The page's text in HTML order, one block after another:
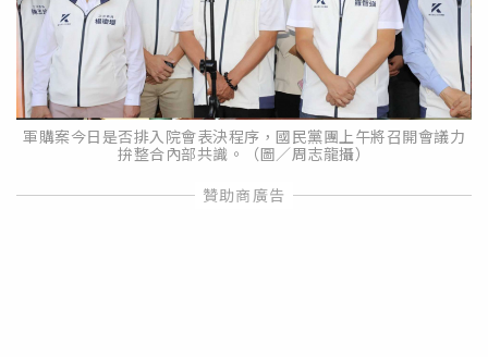
軍購案今日是否排入院會表決程序，國民黨團上午將召開會議力
拚整合內部共識。（圖／周志龍攝）